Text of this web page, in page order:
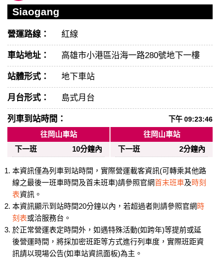
Siaogang
營運路線： 紅線
車站地址： 高雄市小港區沿海一路280號地下一樓
站體形式： 地下車站
月台形式： 島式月台
列車到站時間： 下午 09:23:46
往岡山車站
下一班
10分鐘內
往岡山車站
下一班
2分鐘內
本資訊僅為列車到站時間，實際營運載客資訊(可轉乘其他路
線之最後一班車時間及首未班車)請參照官網首末班車及時刻
表資訊。
本資訊顯示到站時間20分鐘以內，若超過者則請參照官網 時
刻表或洽服務台。
於正常營運表定時間外，如遇特殊活動(如跨年)等提前或延
後營運時間，將採加密班距等方式進行列車度，實際班距資
訊請以現場公告(如車站資訊面板)為主。